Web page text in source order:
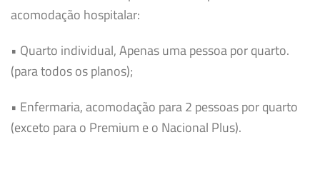
acomodação hospitalar:
• Quarto individual, Apenas uma pessoa por quarto.
(para todos os planos);
• Enfermaria, acomodação para 2 pessoas por quarto
(exceto para o Premium e o Nacional Plus).